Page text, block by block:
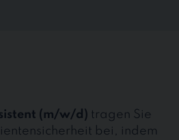
(m/w/d) tragen Sie
bei, indem